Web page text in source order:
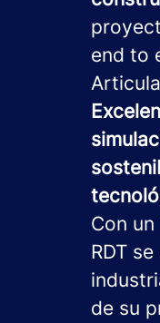
end to
Con
RDT
de su